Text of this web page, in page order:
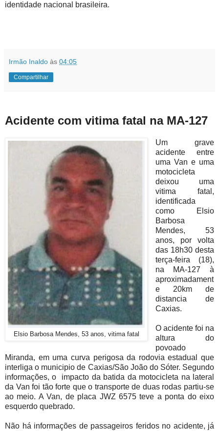
identidade nacional brasileira.
Irmão Inaldo às 04:05
Compartilhar
Acidente com vitima fatal na MA-127
Elsio Barbosa Mendes, 53 anos, vitima fatal
Um grave
acidente entre
uma Van e uma
motocicleta
deixou uma
vitima fatal,
identificada
como Elsio
Barbosa
Mendes, 53
anos, por volta
das 18h30 desta
terça-feira (18),
na MA-127 à
aproximadament
e 20km de
distancia de
Caxias.
O acidente foi na
altura do
povoado
Miranda, em uma curva perigosa da rodovia estadual que
interliga o municipio de Caxias/São João do Sóter. Segundo
informações, o impacto da batida da motocicleta na lateral
da Van foi tão forte que o transporte de duas rodas partiu-se
ao meio. A Van, de placa JWZ 6575 teve a ponta do eixo
esquerdo quebrado.
Não há informações de passageiros feridos no acidente, já